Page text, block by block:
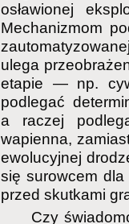
osławionej
Mechanizmom
ulega
etapie — np.
podlegać
a raczej
wapienna,
ewolucyjnej
się surowcem
przed skutkami
Czy